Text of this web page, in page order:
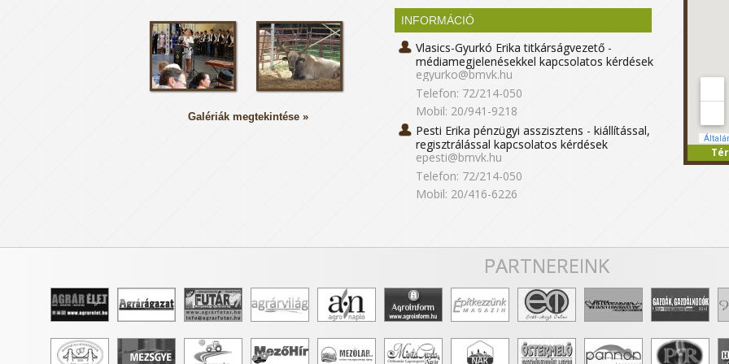
Galériák megtekintése »
INFORMÁCIÓ
Vlasics-Gyurkó Erika titkárságvezető -
médiamegjelenésekkel kapcsolatos kérdések
egyurko@bmvk.hu
Telefon: 72/214-050
Mobil: 20/941-9218
Pesti Erika pénzügyi asszisztens - kiállítással,
regisztrálással kapcsolatos kérdések
epesti@bmvk.hu
Telefon: 72/214-050
Mobil: 20/416-6226
PARTNEREINK